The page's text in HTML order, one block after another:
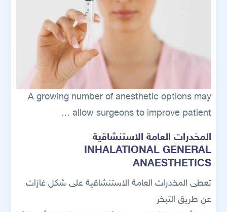
A growing number of anesthetic options may
allow surgeons to improve patient …
المخدرات العامة الاستنشاقية
INHALATIONAL GENERAL
ANAESTHETICS
تعطى المخدرات العامة الاستنشاقية على شكل غازات
عن طريق التبخر